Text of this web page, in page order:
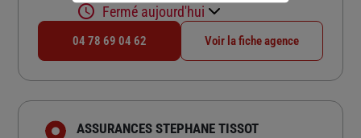
Fermé aujourd'hui
04 78 69 04 62 Voir la fiche agence
ASSURANCES STEPHANE TISSOT